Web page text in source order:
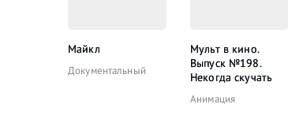
Майкл
Документальный
Мульт в кино.
Выпуск №198.
Некогда скучать
Анимация